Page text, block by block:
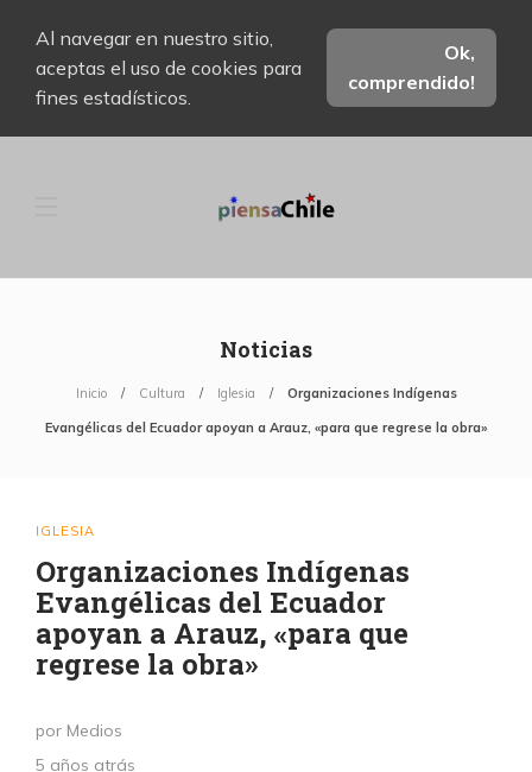
Al navegar en nuestro sitio,
aceptas el uso de cookies para
fines estadísticos.
Ok,
comprendido!
Noticias
Inicio Cultura Iglesia Organizaciones Indígenas
Evangélicas del Ecuador apoyan a Arauz, «para que regrese la obra»
IGLESIA
Organizaciones Indígenas
Evangélicas del Ecuador
apoyan a Arauz, «para que
regrese la obra»
por Medios
5 años atrás